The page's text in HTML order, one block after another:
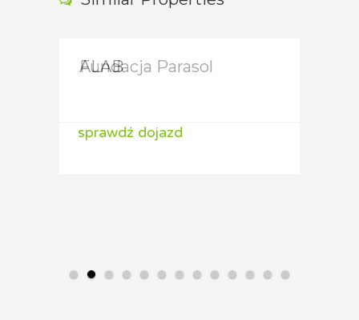
Fundacja Parasol
sprawdź dojazd
ALAB
sprawdź dojazd